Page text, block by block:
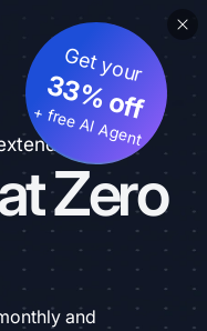
Zero
Get your
33% off
+ free AI Agent
and